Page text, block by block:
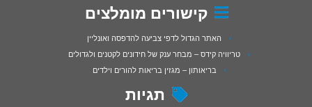
קישורים מומלצים
האתר הגדול לדפי צביעה להדפסה ואונליין
טריוויה קידס – מבחר ענק של חידונים לקטנים ולגדולים
בריאותון – מגזין בריאות להורים וילדים
תגיות